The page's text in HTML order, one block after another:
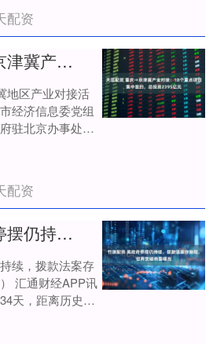
配资
天臣配资 重庆→京津冀产业对接：18个重点项目集中签约，总投资2395亿元
地区产业对接活
经济信息委党组
驻北京办事处主
经济信息委党组
配资
竹演配资 美政府停摆仍持续，拨款法案存缺陷，但两党磋商露曙光
续，拨款法案存
汇通财经APP讯
天，距离历史上
参议院已先后